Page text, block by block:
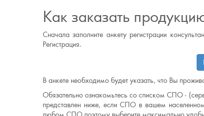
Как заказать
Сначала заполните анкету регистрации
Регистрация.
В анкете необходимо будет указать, что Вы
Обязательно ознакомьтесь со списком СПО -
представлен ниже, если СПО в вашем